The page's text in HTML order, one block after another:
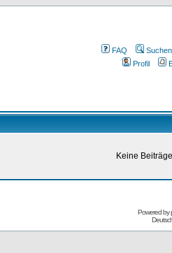
FAQ
Suchen
Profil
Keine
Powered by